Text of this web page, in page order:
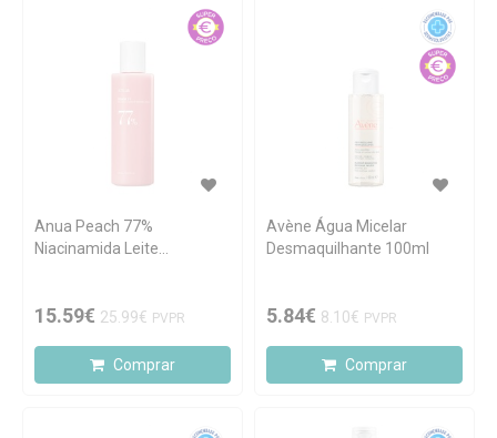
Anua Peach 77%
Niacinamida Leite
15.59€ 25.99€ PVPR
Comprar
Avène Água Micelar
Desmaquilhante 100ml
5.84€ 8.10€ PVPR
Comprar